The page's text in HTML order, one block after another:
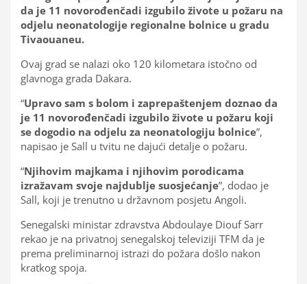
da je 11 novorođenčadi izgubilo živote u požaru na
odjelu neonatologije regionalne bolnice u gradu
Tivaouaneu.
Ovaj grad se nalazi oko 120 kilometara istočno od
glavnoga grada Dakara.
“Upravo sam s bolom i zaprepaštenjem doznao da
je 11 novorođenčadi izgubilo živote u požaru koji
se dogodio na odjelu za neonatologiju bolnice”,
napisao je Sall u tvitu ne dajući detalje o požaru.
“Njihovim majkama i njihovim porodicama
izražavam svoje najdublje suosjećanje”, dodao je
Sall, koji je trenutno u državnom posjetu Angoli.
Senegalski ministar zdravstva Abdoulaye Diouf Sarr
rekao je na privatnoj senegalskoj televiziji TFM da je
prema preliminarnoj istrazi do požara došlo nakon
kratkog spoja.